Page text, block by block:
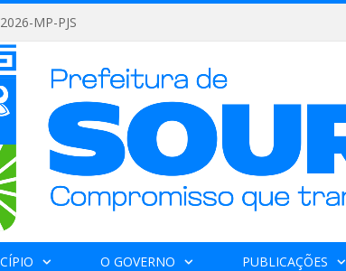
MP-PJS
O GOVERNO PUBLICAÇÕES